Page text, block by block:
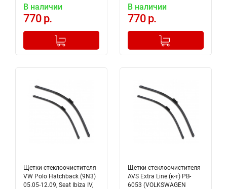
В наличии
770 р.
+
Добавлено в корзину
В наличии
770 р.
+
Добавлено в корзину
Щетки стеклоочистителя
VW Polo Hatchback (9N3)
05.05-12.09, Seat Ibiza IV,
Щетки стеклоочистителя
AVS Extra Line (к-т) PB-
6053 (VOLKSWAGEN